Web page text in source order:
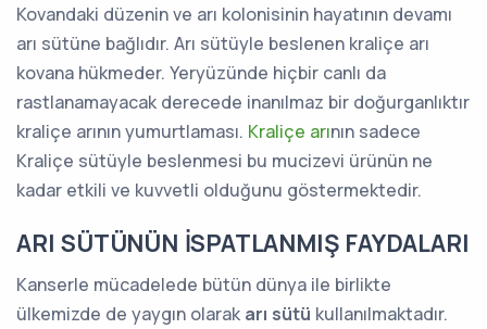
Kovandaki düzenin ve arı kolonisinin hayatının devamı
arı sütüne bağlıdır. Arı sütüyle beslenen kraliçe arı
kovana hükmeder. Yeryüzünde hiçbir canlı da
rastlanamayacak derecede inanılmaz bir doğurganlıktır
kraliçe arının yumurtlaması. Kraliçe arının sadece
Kraliçe sütüyle beslenmesi bu mucizevi ürünün ne
kadar etkili ve kuvvetli olduğunu göstermektedir.
ARI SÜTÜNÜN İSPATLANMIŞ FAYDALARI
Kanserle mücadelede bütün dünya ile birlikte
ülkemizde de yaygın olarak arı sütü kullanılmaktadır.